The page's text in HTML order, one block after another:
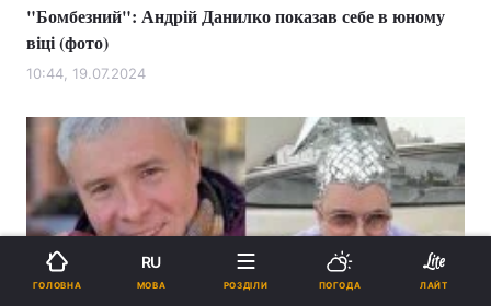
"Бомбезний": Андрій Данилко показав себе в юному
віці (фото)
10:44, 19.07.2024
ГОЛОВНА
RU
МОВА РОЗДІЛИ ПОГОДА ЛАЙТ